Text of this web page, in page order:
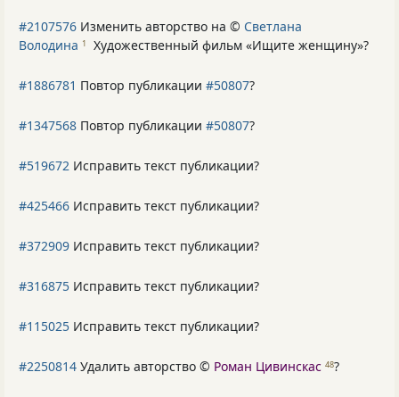
#2107576 Изменить авторство на © Светлана
Володина 1 Художественный фильм «Ищите женщину»?
#1886781 Повтор публикации #50807?
#1347568 Повтор публикации #50807?
#519672 Исправить текст публикации?
#425466 Исправить текст публикации?
#372909 Исправить текст публикации?
#316875 Исправить текст публикации?
#115025 Исправить текст публикации?
#2250814 Удалить авторство © Роман Цивинскас 48?